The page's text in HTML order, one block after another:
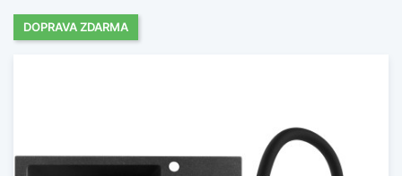
DOPRAVA ZDARMA